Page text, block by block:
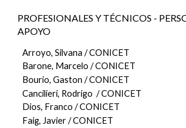
PROFESIONALES Y TÉCNICOS -
APOYO
Arroyo, Silvana / CONICET
Barone, Marcelo / CONICET
Bourio, Gaston / CONICET
Cancilieri, Rodrigo / CONICET
Dios, Franco / CONICET
Faig, Javier / CONICET